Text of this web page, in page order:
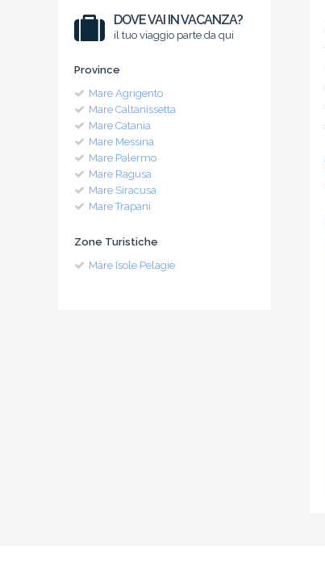
DOVE VAI IN VACANZA?
il tuo viaggio parte da qui
Province
Mare Agrigento
Mare Caltanissetta
Mare Catania
Mare Messina
Mare Palermo
Mare Ragusa
Mare Siracusa
Mare Trapani
Zone Turistiche
Mare Isole Pelagie